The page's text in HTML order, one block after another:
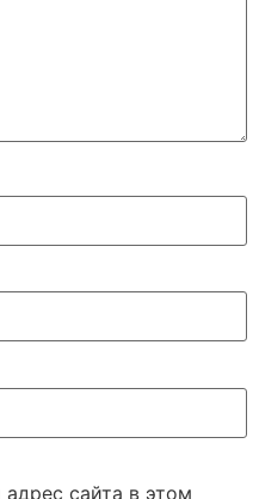
сайта в этом